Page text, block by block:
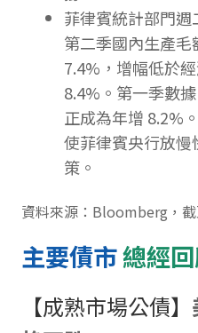
菲律賓統計部門
第二季國內生產
7.4%，增幅低於
8.4%。第一季數
正成為年增 8.2%
使菲律賓央行放
策。
資料來源：Bloomberg，
主要債市總經
【成熟市場公債】